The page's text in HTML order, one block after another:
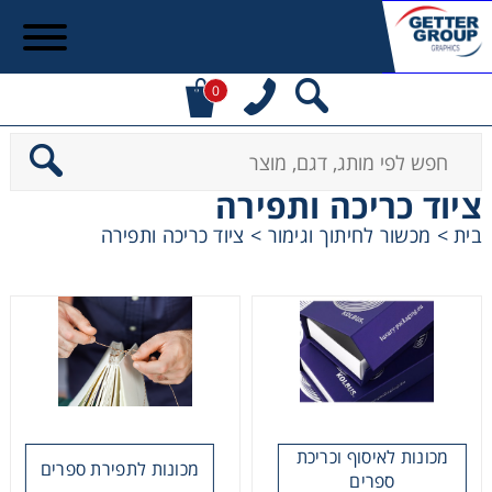
0
ציוד כריכה ותפירה
בית> מכשור לחיתוך וגימור > ציוד כריכה ותפירה
מכונות לאיסוף וכריכת
ספרים
מכונות לתפירת ספרים